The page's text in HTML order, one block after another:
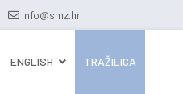
info@smz.hr
ENGLISH TRAŽILICA